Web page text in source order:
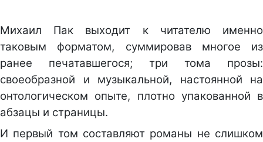
Михаил Пак выходит к читателю именно
таковым форматом, суммировав многое из
ранее печатавшегося; три тома прозы:
своеобразной и музыкальной, настоянной на
онтологическом опыте, плотно упакованной в
абзацы и страницы.
И первый том составляют романы не слишком